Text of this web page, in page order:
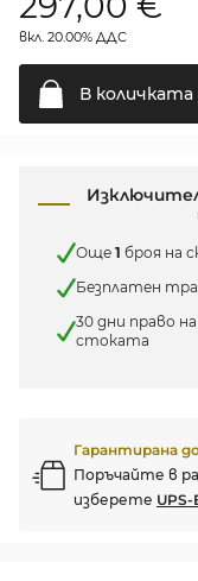
вкл. 20.00% ДДС
В количката
Още 1 броя на
Безплатен
30 дни право
стоката
Гарантирана
Поръчайте в
изберете UPS-